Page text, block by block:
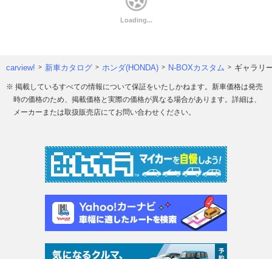
carview! 新車カタログ ホンダ(HONDA) N-BOXカスタム ギャラリ
※ 掲載しているすべての情報について保証をいたしかねます。新車価格は発売
時の価格のため、掲載価格と実際の価格が異なる場合があります。詳細は、
メーカーまたは取扱販売店にてお問い合わせください。